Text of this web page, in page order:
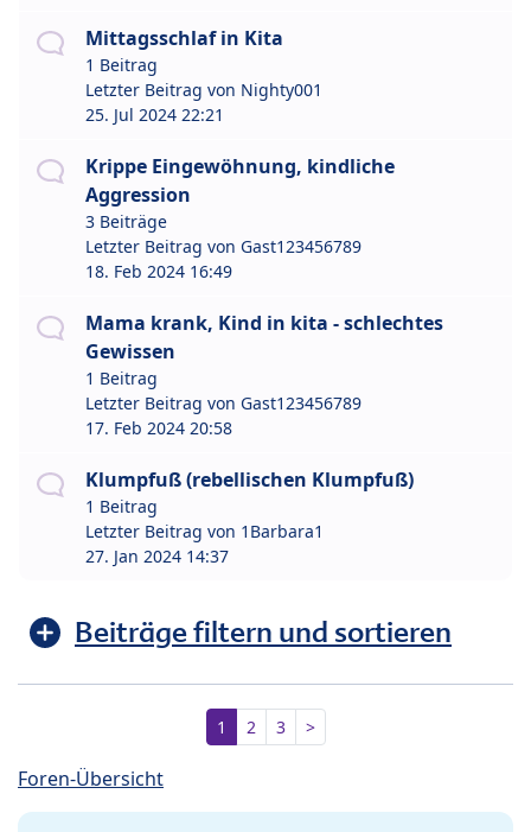
Mittagsschlaf in Kita
1 Beitrag
Letzter Beitrag von Nighty001
25. Jul 2024 22:21
Krippe Eingewöhnung, kindliche
Aggression
3 Beiträge
Letzter Beitrag von Gast123456789
18. Feb 2024 16:49
Mama krank, Kind in kita - schlechtes
Gewissen
1 Beitrag
Letzter Beitrag von Gast123456789
17. Feb 2024 20:58
Klumpfuß (rebellischen Klumpfuß)
1 Beitrag
Letzter Beitrag von 1Barbara1
27. Jan 2024 14:37
Beiträge filtern und sortieren
1 2 3 >
Foren-Übersicht